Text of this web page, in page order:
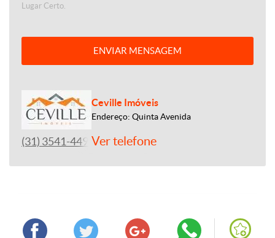
Lugar Certo.
ENVIAR MENSAGEM
Ceville Imóveis
Endereço: Quinta Avenida
(31) 3541-4492Ver telefone